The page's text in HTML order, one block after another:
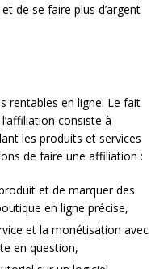
de se faire plus d’argent
rentables en ligne. Le fait
consiste à
les produits et services
de faire une affiliation :
et de marquer des
en ligne précise,
et la monétisation avec
en question,